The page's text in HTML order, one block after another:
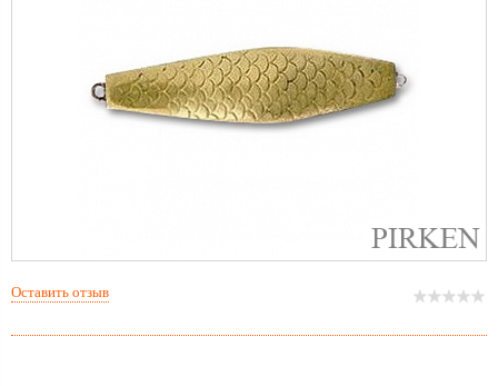
Оставить отзыв